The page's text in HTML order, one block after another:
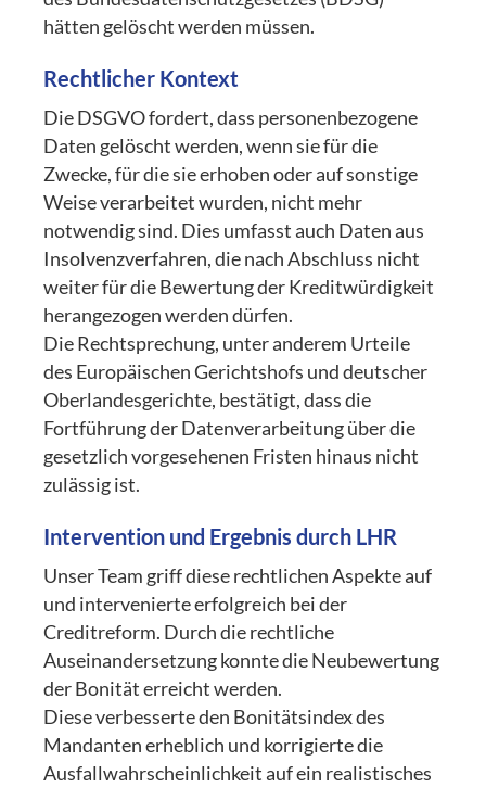
hätten gelöscht werden müssen.
Rechtlicher Kontext
Die DSGVO fordert, dass personenbezogene
Daten gelöscht werden, wenn sie für die
Zwecke, für die sie erhoben oder auf sonstige
Weise verarbeitet wurden, nicht mehr
notwendig sind. Dies umfasst auch Daten aus
Insolvenzverfahren, die nach Abschluss nicht
weiter für die Bewertung der Kreditwürdigkeit
herangezogen werden dürfen.
Die Rechtsprechung, unter anderem Urteile
des Europäischen Gerichtshofs und deutscher
Oberlandesgerichte, bestätigt, dass die
Fortführung der Datenverarbeitung über die
gesetzlich vorgesehenen Fristen hinaus nicht
zulässig ist.
Intervention und Ergebnis durch LHR
Unser Team griff diese rechtlichen Aspekte auf
und intervenierte erfolgreich bei der
Creditreform. Durch die rechtliche
Auseinandersetzung konnte die Neubewertung
der Bonität erreicht werden.
Diese verbesserte den Bonitätsindex des
Mandanten erheblich und korrigierte die
Ausfallwahrscheinlichkeit auf ein realistisches